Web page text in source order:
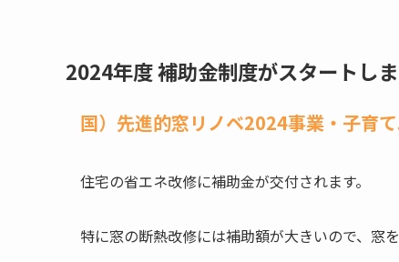
2024年度 補助金制度がスタートし
国）先進的窓リノベ2024事業・子育
住宅の省エネ改修に補助金が交付されます。
特に窓の断熱改修には補助額が大きいので、窓